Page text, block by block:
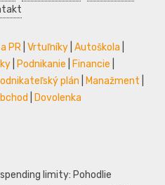
PR Vrtuľníky Autoškola
Podnikanie Financie
plán Manažment
Dovolenka
limity: Pohodlie